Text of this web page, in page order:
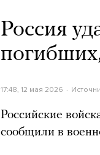
Россия
17:48, 12 мая 2026
Российские
сообщили в